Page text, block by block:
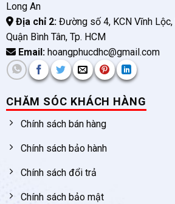
Long An
Địa chỉ 2:Đường số 4, KCN Vĩnh Lộc,
Quận Bình Tân, Tp. HCM
Email:hoangphucdhc@gmail.com
CHĂM SÓC KHÁCH HÀNG
Chính sách bán hàng
Chính sách bảo hành
Chính sách đổi trả
Chính sách bảo mật